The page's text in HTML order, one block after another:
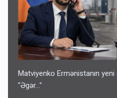
Matviyenko Ermənistanın
"Əgər..."